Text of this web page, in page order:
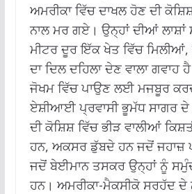
ਅਮਰੀਕਾ ਵਿੱਚ ਦਾਖਲ ਹੋਣ ਦੀ
ਨਾਲ ਮਰ ਗਏ। ਉਨ੍ਹਾਂ ਦੀਆਂ
ਮੀਟਰ ਦੂਰ ਇੱਕ ਖੇਤ ਵਿੱਚ ਮਿਲੀਆਂ,
ਦਾ ਦਿਲ ਦਹਿਲਾ ਦੇਣ ਵਾਲਾ ਗਵਾਹ
ਜੋਖਮ ਵਿੱਚ ਪਾਉਣ ਲਈ ਮਜਬੂਰ
ਏਸ਼ੀਆਈ ਪ੍ਰਵਾਸੀ ਭੂਮੱਧ ਸਾਗਰ
ਦੀ ਕੋਸ਼ਿਸ਼ ਵਿੱਚ ਭੀੜ ਵਾਲੀਆਂ
ਹਨ, ਅਕਸਰ ਡੁੱਬਦੇ ਹਨ ਜਦੋਂ ਜਹਾਜ਼
ਜਦੋਂ ਬੇਈਮਾਨ ਤਸਕਰ ਉਨ੍ਹਾਂ ਨੂੰ
ਹਨ। ਅਮਰੀਕਾ-ਮੈਕਸੀਕੋ ਸਰਹੱਦ ਦੇ